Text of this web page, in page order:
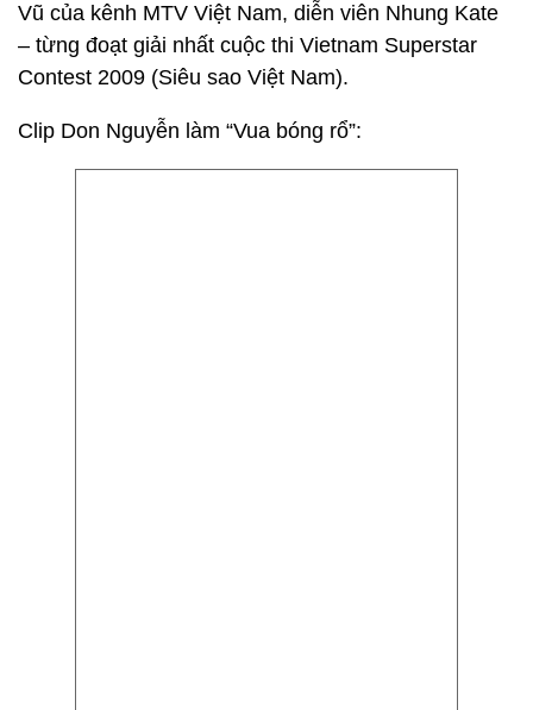
Vũ của kênh MTV Việt Nam, diễn viên Nhung Kate
– từng đoạt giải nhất cuộc thi Vietnam Superstar
Contest 2009 (Siêu sao Việt Nam).
Clip Don Nguyễn làm “Vua bóng rổ”: